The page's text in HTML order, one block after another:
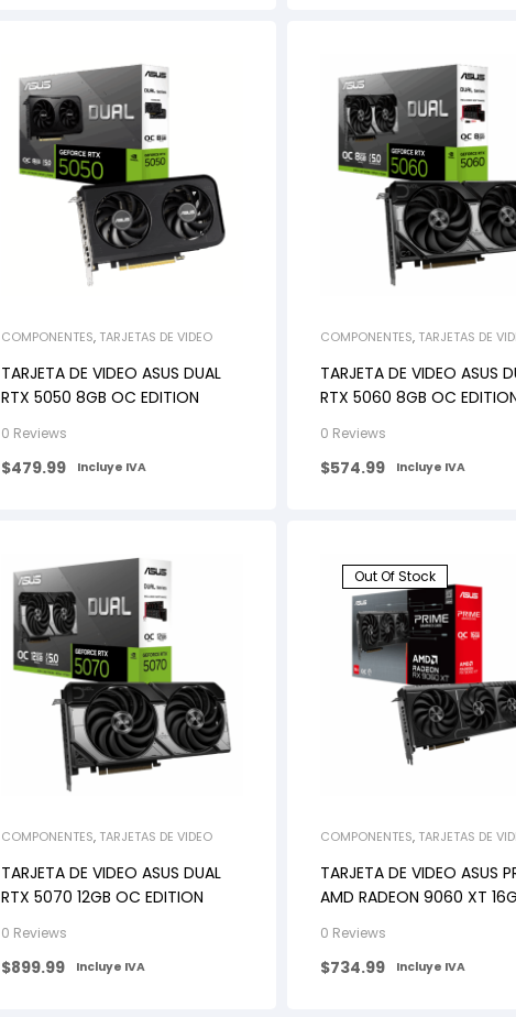
COMPONENTES, TARJETAS DE VIDEO
TARJETA DE VIDEO ASUS DUAL
RTX 5050 8GB OC EDITION
0 Reviews
$479.99 Incluye IVA
COMPONENTES, TARJETAS DE
TARJETA DE VIDEO ASUS
RTX 5060 8GB OC
0 Reviews
$574.99 Incluye IVA
COMPONENTES, TARJETAS DE VIDEO
TARJETA DE VIDEO ASUS DUAL
RTX 5070 12GB OC EDITION
0 Reviews
$899.99 Incluye IVA
Out Of Stock
COMPONENTES, TARJETAS DE
TARJETA DE VIDEO ASUS
AMD RADEON 9060 XT
0 Reviews
$734.99 Incluye IVA